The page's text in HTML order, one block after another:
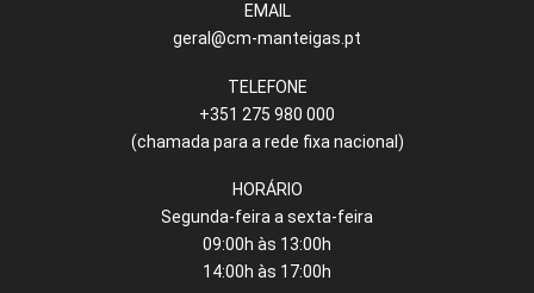
EMAIL
geral@cm-manteigas.pt
TELEFONE
+351 275 980 000
(chamada para a rede fixa nacional)
HORÁRIO
Segunda-feira a sexta-feira
09:00h às 13:00h
14:00h às 17:00h